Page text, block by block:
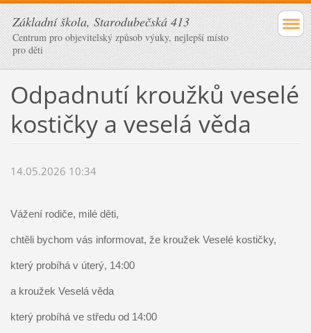
Základní škola, Starodubečská 413
Centrum pro objevitelský způsob výuky, nejlepší místo
pro děti
Odpadnutí kroužků veselé
kostičky a veselá věda
14.05.2026 10:34
Vážení rodiče, milé děti,
chtěli bychom vás informovat, že kroužek Veselé kostičky,
který probíhá v úterý, 14:00
a kroužek Veselá věda
který probíhá ve středu od 14:00